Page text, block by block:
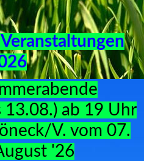
13.08.) ab 19 Uhr
V. vom 07.
'26